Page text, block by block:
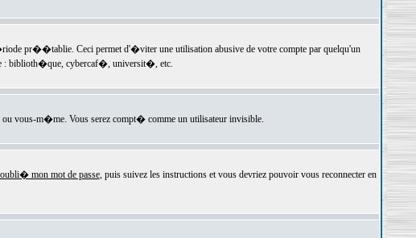
pr��tablie. Ceci permet d'�viter une utilisation abusive de votre compte par quelqu'un
: biblioth�que, cybercaf�, universit�, etc.
vous-m�me. Vous serez compt� comme un utilisateur invisible.
mon mot de passe, puis suivez les instructions et vous devriez pouvoir vous reconnecter en